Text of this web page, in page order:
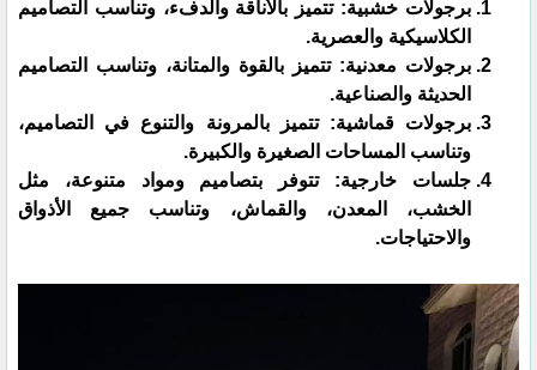
برجولات خشبية: تتميز بالأناقة والدفء، وتناسب التصاميم
الكلاسيكية والعصرية.
برجولات معدنية: تتميز بالقوة والمتانة، وتناسب التصاميم
الحديثة والصناعية.
برجولات قماشية: تتميز بالمرونة والتنوع في التصاميم،
وتناسب المساحات الصغيرة والكبيرة.
جلسات خارجية: تتوفر بتصاميم ومواد متنوعة، مثل
الخشب، المعدن، والقماش، وتناسب جميع الأذواق
والاحتياجات.